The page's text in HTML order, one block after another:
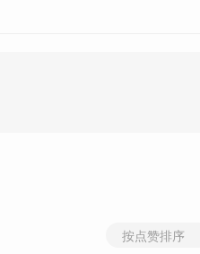
按点赞排序